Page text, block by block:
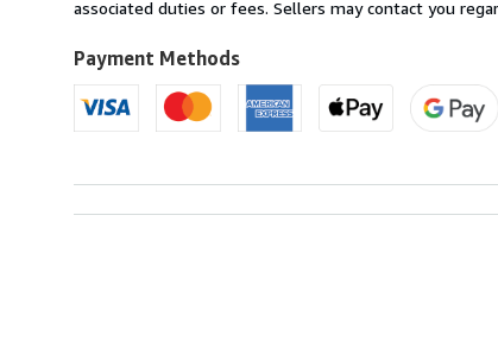
U.S.A.
associated duties or fees. Sellers may contact you
Payment Methods